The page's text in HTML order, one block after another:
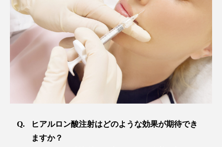
ヒアルロン酸注射はどのような効果が期待でき
ますか？